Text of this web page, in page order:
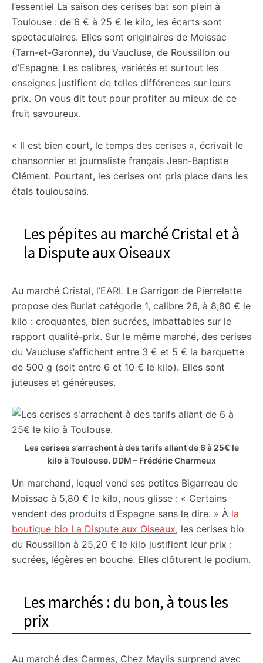
l’essentiel La saison des cerises bat son plein à
Toulouse : de 6 € à 25 € le kilo, les écarts sont
spectaculaires. Elles sont originaires de Moissac
(Tarn-et-Garonne), du Vaucluse, de Roussillon ou
d’Espagne. Les calibres, variétés et surtout les
enseignes justifient de telles différences sur leurs
prix. On vous dit tout pour profiter au mieux de ce
fruit savoureux.
« Il est bien court, le temps des cerises », écrivait le
chansonnier et journaliste français Jean-Baptiste
Clément. Pourtant, les cerises ont pris place dans les
étals toulousains.
Les pépites au marché Cristal et à
la Dispute aux Oiseaux
Au marché Cristal, l’EARL Le Garrigon de Pierrelatte
propose des Burlat catégorie 1, calibre 26, à 8,80 € le
kilo : croquantes, bien sucrées, imbattables sur le
rapport qualité-prix. Sur le même marché, des cerises
du Vaucluse s’affichent entre 3 € et 5 € la barquette
de 500 g (soit entre 6 et 10 € le kilo). Elles sont
juteuses et généreuses.
Les cerises s’arrachent à des tarifs allant de 6 à 25€ le
kilo à Toulouse. DDM – Frédéric Charmeux
Un marchand, lequel vend ses petites Bigarreau de
Moissac à 5,80 € le kilo, nous glisse : « Certains
vendent des produits d’Espagne sans le dire. » À la
boutique bio La Dispute aux Oiseaux, les cerises bio
du Roussillon à 25,20 € le kilo justifient leur prix :
sucrées, légères en bouche. Elles clôturent le podium.
Les marchés : du bon, à tous les
prix
Au marché des Carmes, Chez Maylis surprend avec